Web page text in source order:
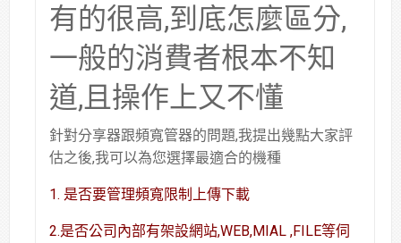
有的很高,到底怎麼區分,
一般的消費者根本不知
道,且操作上又不懂
針對分享器跟頻寬管器的問題,我提出幾點大家評
估之後,我可以為您選擇最適合的機種
1. 是否要管理頻寬限制上傳下載
2.是否公司內部有架設網站,WEB,MIAL ,FILE等伺